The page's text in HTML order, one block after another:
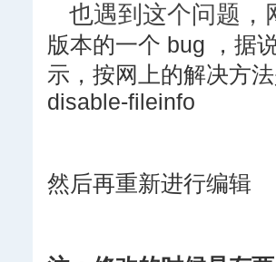
也遇到这个问题，
版本的一个 bug ，据
示，按网上的解决方
disable-fileinfo
然后再重新进行编辑